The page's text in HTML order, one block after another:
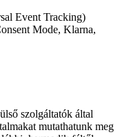
Event Tracking)
Mode, Klarna,
szolgáltatók által
mutathatunk meg